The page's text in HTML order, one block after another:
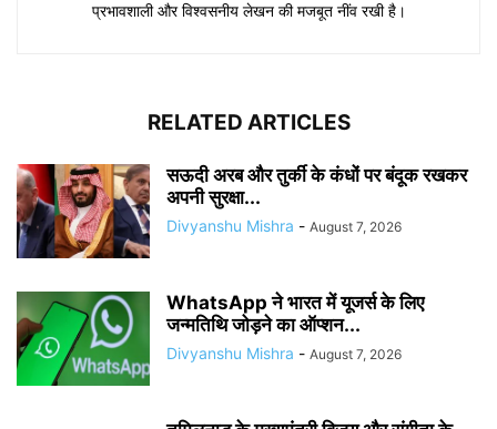
प्रभावशाली और विश्वसनीय लेखन की मजबूत नींव रखी है।
RELATED ARTICLES
सऊदी अरब और तुर्की के कंधों पर बंदूक रखकर
अपनी सुरक्षा...
Divyanshu Mishra - August 7, 2026
WhatsApp ने भारत में यूजर्स के लिए
जन्मतिथि जोड़ने का ऑप्शन...
Divyanshu Mishra - August 7, 2026